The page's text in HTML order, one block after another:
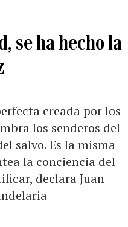
se ha hecho la
creada por los
los senderos del
salvo. Es la misma
la conciencia del
declara Juan